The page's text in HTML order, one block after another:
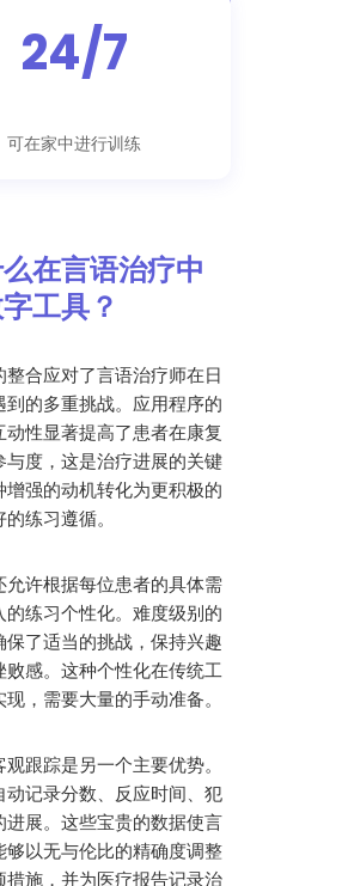
24/7
可在家中进行训练
在言语治疗中
工具？
整合应对了言语治疗师在日
到的多重挑战。应用程序的
动性显著提高了患者在康复
与度，这是治疗进展的关键
增强的动机转化为更积极的
练习遵循。
允许根据每位患者的具体需
的练习个性化。难度级别的
保了适当的挑战，保持兴趣
败感。这种个性化在传统工
，需要大量的手动准备。
跟踪是另一个主要优势。
动记录分数、反应时间、犯
进展。这些宝贵的数据使言
够以无与伦比的精确度调整
措施，并为医疗报告记录治